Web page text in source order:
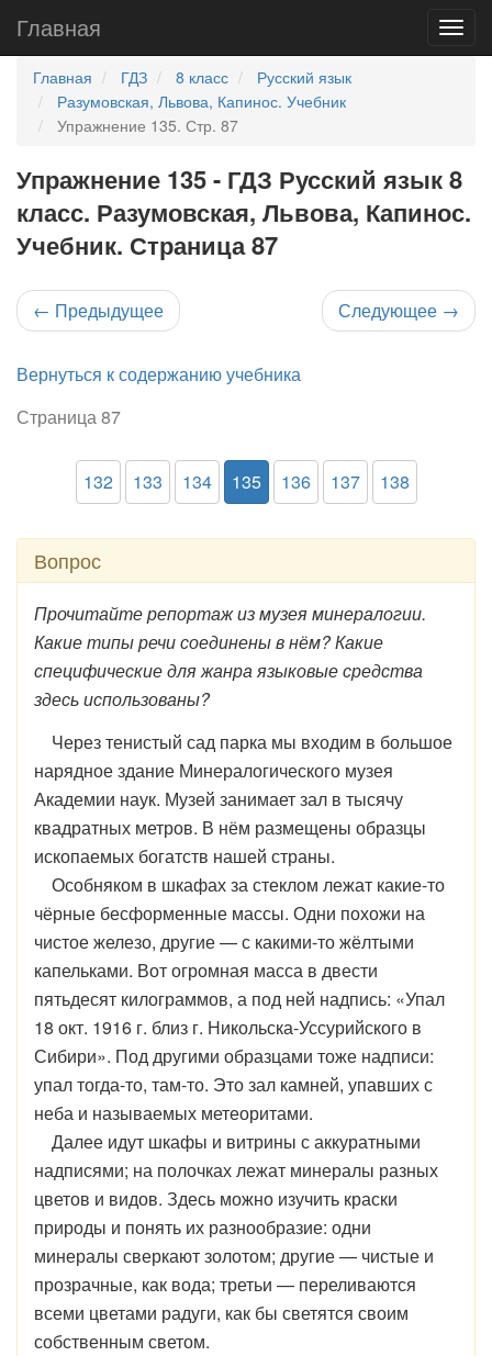
Главная
Главная ГДЗ 8 класс
Русский язык
Разумовская, Львова, Капинос. Учебник
Упражнение 135. Стр. 87
Упражнение 135 - ГДЗ Русский язык 8
класс. Разумовская, Львова, Капинос.
Учебник. Страница 87
← Предыдущее Следующее →
Вернуться к содержанию учебника
Страница 87
132 133 134 135 136 137 138
Вопрос
Прочитайте репортаж из музея минералогии.
Какие типы речи соединены в нём? Какие
специфические для жанра языковые средства
здесь использованы?
Через тенистый сад парка мы входим в большое
нарядное здание Минералогического музея
Академии наук. Музей занимает зал в тысячу
квадратных метров. В нём размещены образцы
ископаемых богатств нашей страны.
Особняком в шкафах за стеклом лежат какие-то
чёрные бесформенные массы. Одни похожи на
чистое железо, другие — с какими-то жёлтыми
капельками. Вот огромная масса в двести
пятьдесят килограммов, а под ней надпись: «Упал
18 окт. 1916 г. близ г. Никольска-Уссурийского в
Сибири». Под другими образцами тоже надписи:
упал тогда-то, там-то. Это зал камней, упавших с
неба и называемых метеоритами.
Далее идут шкафы и витрины с аккуратными
надписями; на полочках лежат минералы разных
цветов и видов. Здесь можно изучить краски
природы и понять их разнообразие: одни
минералы сверкают золотом; другие — чистые и
прозрачные, как вода; третьи — переливаются
всеми цветами радуги, как бы светятся своим
собственным светом.